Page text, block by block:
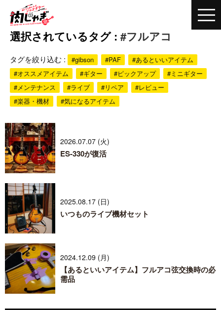
選択されているタグ : #フルアコ
タグを絞り込む : #gibson #PAF
#あるといいアイテム
#オススメアイテム
#ギター #ピックアップ
#ミニギター
#メンテナンス
#ライブ #リペア
#レビュー
#楽器・機材
#気になるアイテム
2026.07.07 (火)
ES-330が復活
2025.08.17 (日)
いつものライブ機材セット
2024.12.09 (月)
【あるといいアイテム】フルアコ弦交換時の必
需品